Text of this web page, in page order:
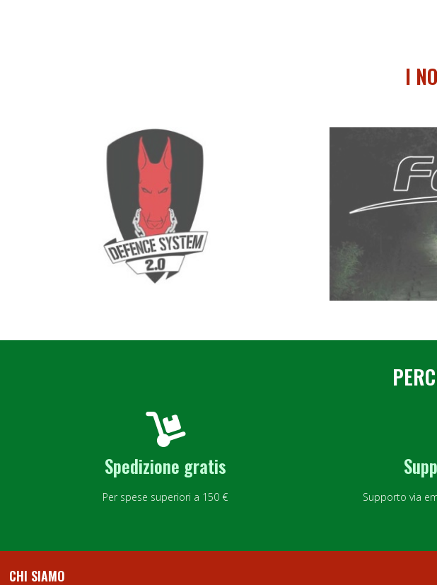
I
Spedizione gratis
Per spese superiori a 150 € Supporto via
CHI SIAMO